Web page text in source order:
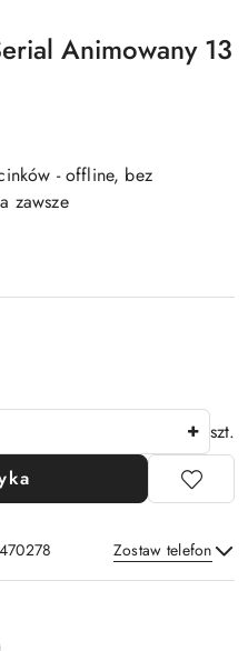
Animowany 13
- offline, bez
zawsze
szt.
Zostaw telefon